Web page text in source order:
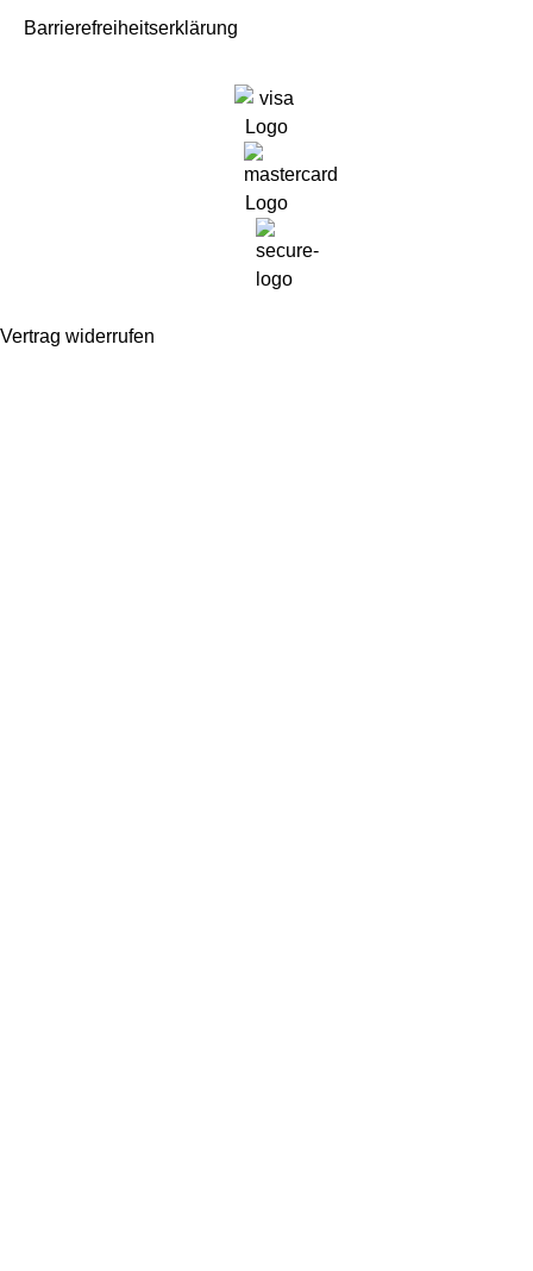
Barrierefreiheitserklärung
Vertrag widerrufen